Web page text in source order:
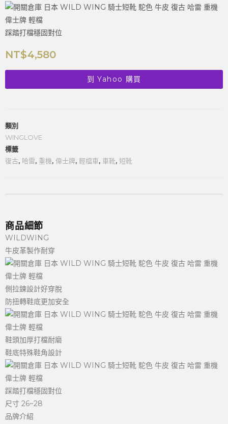
踩踏打檔穩固對位
NT$4,580
到 Yahoo 購買
類別
WINGLOVE
標籤
復古, 哈雷, 重機, 偉士牌, 輕檔車, 車靴, 短靴
商品細節
WILDWING
牛皮革製作耐穿
側拉鍊設計好穿脫
防扭轉鞋底更加安全
鞋頭加厚打檔耐磨
鞋底特殊鞋角設計
踩踏打檔穩固對位
尺寸 26~28
品牌介紹